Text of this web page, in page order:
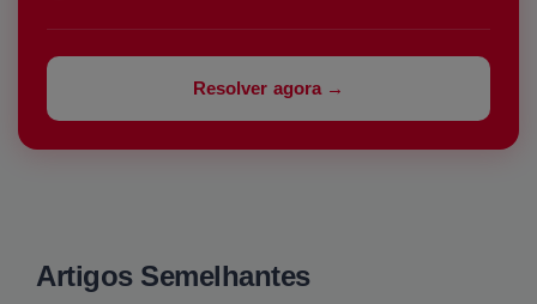
Resolver agora →
Artigos Semelhantes